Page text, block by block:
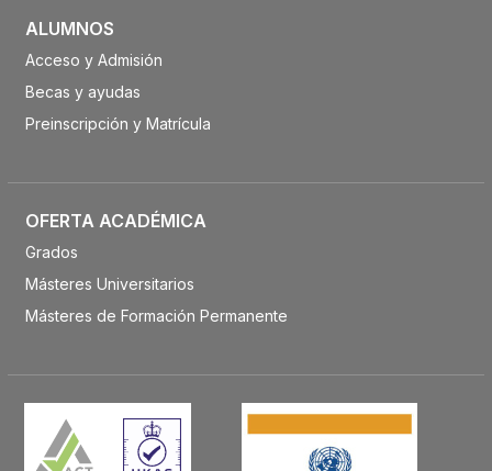
ALUMNOS
Acceso y Admisión
Becas y ayudas
Preinscripción y Matrícula
OFERTA ACADÉMICA
Grados
Másteres Universitarios
Másteres de Formación Permanente